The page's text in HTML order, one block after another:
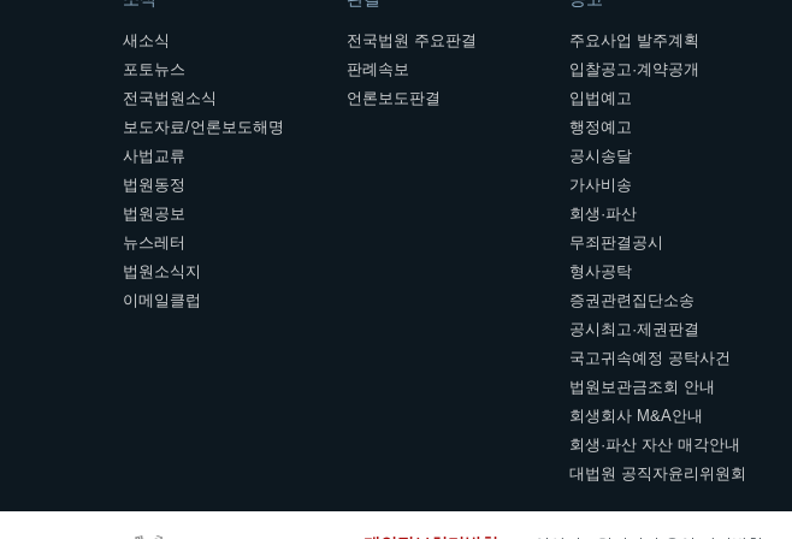
새소식
포토뉴스
전국법원소식
보도자료/언론보도해명
사법교류
법원동정
법원공보
뉴스레터
법원소식지
이메일클럽
전국법원 주요판결
판례속보
언론보도판결
주요사업 발주계획
입찰공고·계약공개
입법예고
행정예고
공시송달
가사비송
회생·파산
무죄판결공시
형사공탁
증권관련집단소송
공시최고·제권판결
국고귀속예정 공탁사건
법원보관금조회 안내
회생회사 M&A안내
회생·파산 자산 매각안내
대법원 공직자윤리위원회